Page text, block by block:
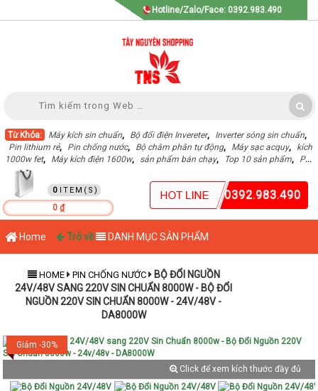
Hotline/Zalo/Face: 0392.983.490
Từ Khóa: Máy kích sin chuẩn, Bộ đổi điện Invereter, Inverter sóng sin chuẩn,
Pin lithium rẻ, Pin chống nước, Bộ châm phân tự động, Máy sạc acquy,
kích
1000w fet, Máy kích điện 1600w, sản phẩm bán chạy, Top 10 sản phẩm,
Pin
Lithium dung lượng cao
0
0 ₫
0392.983.490
Home Trở về DANH MỤC SẢN PHẨM
HOME PIN CHỐNG NƯỚC BỘ ĐỔI NGUỒN
24V/48V SANG 220V SIN CHUẨN 8000W - BỘ ĐỔI
NGUỒN 220V SIN CHUẨN 8000W - 24V/48V -
DA8000W
Giảm -30%
Click để xem kích thước đầy đủ